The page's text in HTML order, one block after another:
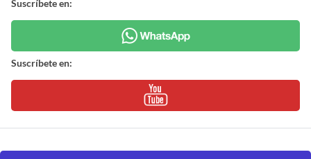
Suscríbete en:
Suscríbete en: